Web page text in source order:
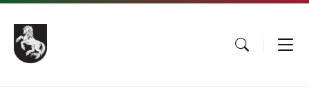
Pāriet
saturu
Skip
main
navigation
Skip
footer